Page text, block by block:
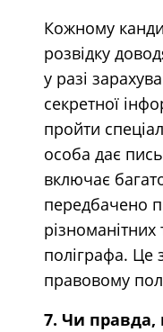
Кожному
розвідку
у разі
секретної
пройти
особа дає
включає
передбачено
різноманітних
поліграфа. Це
правовому
7. Чи правда,